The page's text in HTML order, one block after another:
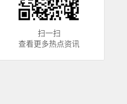
扫一扫
查看更多热点资讯